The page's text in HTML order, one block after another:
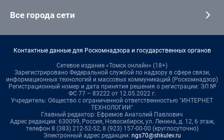
Все города сети
Контактные данные для Роскомнадзора и государственных органов
Сетевое издание «Томск онлайн» (18+)
Зарегистрировано Федеральной службой по надзору в сфере связи,
информационных технологий и массовых коммуникаций (Роскомнадзор)
Регистрационный номер и дата принятия решения о регистрации: ЭЛ №
ФС 77 – 83222 от 12.05.2022 г.
Учредитель: Общество с ограниченной ответственностью "ИНТЕРНЕТ
ТЕХНОЛОГИИ"
Главный редактор: Ефремов Анатолий Павлович
Адрес редакции: 630099, Россия, Новосибирск, ул. Ленина, д. 12, 6 этаж,
телефон 8 (383) 212-52-52, 8 (923) 157-00-00 (круглосуточно)
Электронный адрес редакции: ngs70@shkulev.ru